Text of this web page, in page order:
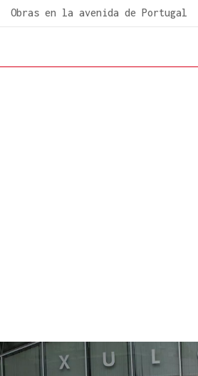
Obras en la avenida de Portugal